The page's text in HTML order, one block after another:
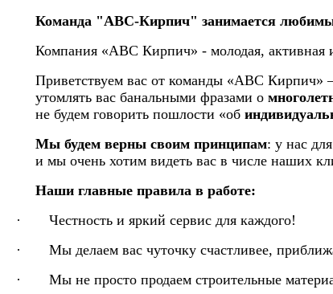
Команда "АВС-Кирпич" занимается
Компания «АВС Кирпич» - молодая, активная
Приветствуем вас от команды «АВС Кирпич»
утомлять вас банальными фразами о
не будем говорить пошлости «об
Мы будем верны своим принципам: у нас
и мы очень хотим видеть вас в числе наших
Наши главные правила в работе:
·
Честность и яркий сервис для каждого!
·
Мы делаем вас чуточку счастливее,
·
Мы не просто продаем строительные